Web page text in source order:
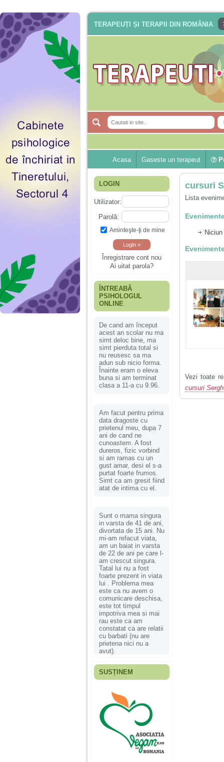
TERAPEUȚI ȘI TERAPII DIN ROMÂNIA
Acasa Gaseste un terapeut
LOGIN
Utilizator:
Parolă:
Aminteşte-ţi de mine
Înregistrare cont nou
Ai uitat parola?
ÎNTREABĂ
PSIHOLOGUL
ONLINE
De cand am început
acest an scolar nu ma
simt deloc bine, ma
simt pierduta total si
nu reusesc sa ma
adun sub nicio forma.
Înainte eram o eleva
buna si am terminat
clasa a 11-a cu 9.96.
Am facut pentru prima
data dragoste cu
prietenul meu, dupa 7
ani de cand ne
cunoastem. A fost
dureros, fizic vorbind
si am ramas cu un
gust amar, desi el s-a
purtat foarte frumos.
Simt ca am gresit fiind
atat de intima cu el.
Sunt o mama singura
in varsta de 41 de ani,
divortata de 15 ani. Nu
mi-am refacut viata,
am un baiat in varsta
de 22 de ani pe care l-
am crescut singura.
Tatal lui nu a fost
foarte prezent in viata
lui . Problema mea
este ca nu avem o
comunicare deschisa,
este tot timpul
impotriva mea si mai
rau este ca am
constatat ca are relatii
cu barbati (nu are
prietena nici nu a
avut).
Fiica mea s-a nascut
ani, privind in urma
realizez cat de multe
greseli am facut in
educatia si cresterea
ei, am fost o mama
egoista, preocupata
de implinirea
profesionala, cand ea
era mica am neglijat-
SUSȚINEM
cursuri
Lista
Vezi toate
cursuri